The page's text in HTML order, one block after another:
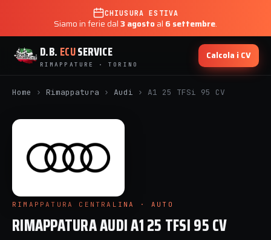
CHIUSURA ESTIVA
Siamo in ferie dal3 agostoal 6 settembre.
D.B. ECUSERVICE
RIMAPPATURE · TORINO
Calcola i CV
Home › Rimappatura › Audi › A1 25 TFSi 95 CV
RIMAPPATURA CENTRALINA · AUTO
RIMAPPATURA AUDI A1 25 TFSI 95 CV